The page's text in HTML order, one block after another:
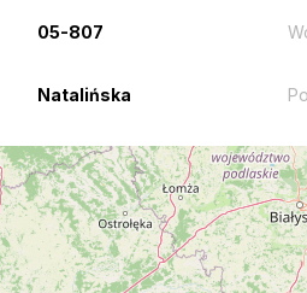
05-807
Natalińska